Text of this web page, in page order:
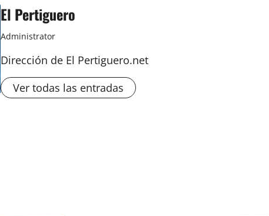
El Pertiguero
Administrator
Dirección de El Pertiguero.net
Ver todas las entradas